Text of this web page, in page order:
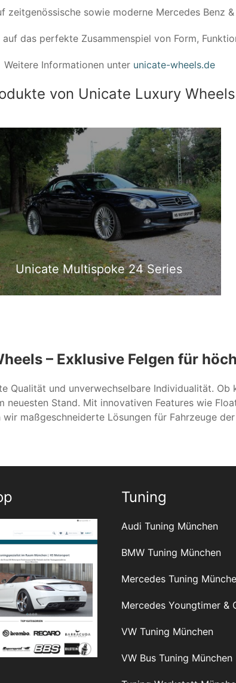
zeitgenössische sowie moderne Mercedes Benz
das perfekte Zusammenspiel von Form,
Weitere Informationen unter unicate-wheels.de
von Unicate Luxury Wheels
Unicate Multispoke 24 Series
– Exklusive Felgen für
Qualität und unverwechselbare Individualität.
Stand. Mit innovativen Features wie
maßgeschneiderte Lösungen für Fahrzeuge
Tuning
Audi Tuning München
BMW Tuning München
Mercedes Tuning
Mercedes Youngtimer &
VW Tuning München
VW Bus Tuning München